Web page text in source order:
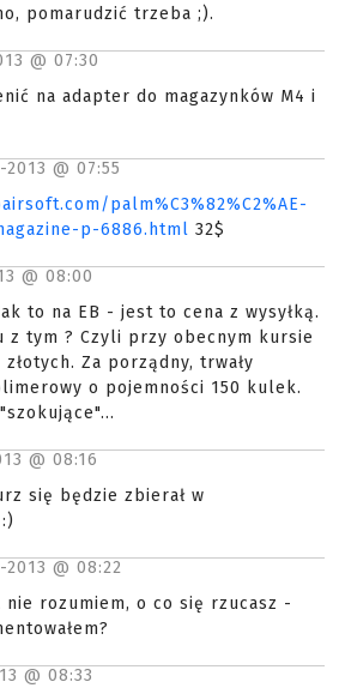
pomarudzić trzeba ;).
@ 07:30
na adapter do magazynków M4 i
2013 @ 07:55
palm%C3%82%C2%AE-
p-6886.html 32$
@ 08:00
to na EB - jest to cena z wysyłką.
z tym ? Czyli przy obecnym kursie
Za porządny, trwały
o pojemności 150 kulek.
@ 08:16
się będzie zbierał w
2013 @ 08:22
rozumiem, o co się rzucasz -
@ 08:33